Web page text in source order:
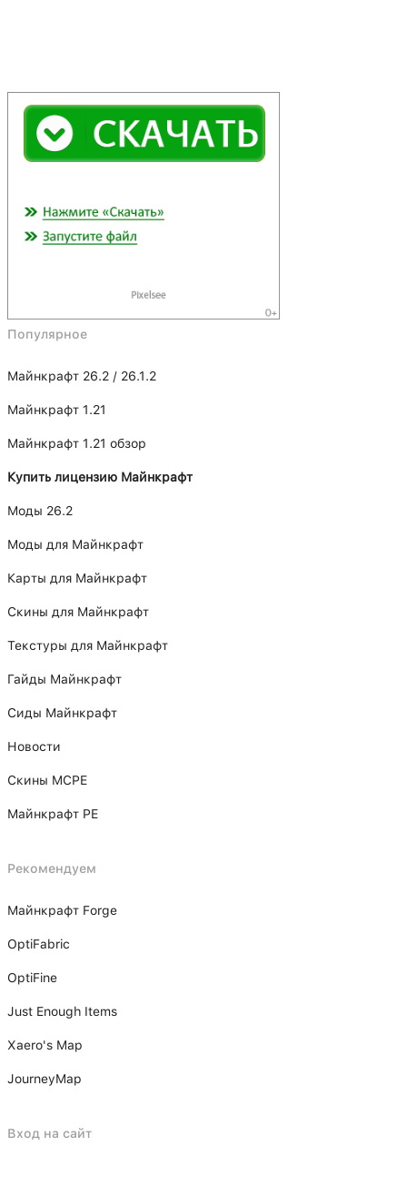
Популярное
Майнкрафт 26.2 / 26.1.2
Майнкрафт 1.21
Майнкрафт 1.21 обзор
Купить лицензию Майнкрафт
Моды 26.2
Моды для Майнкрафт
Карты для Майнкрафт
Скины для Майнкрафт
Текстуры для Майнкрафт
Гайды Майнкрафт
Сиды Майнкрафт
Новости
Скины MCPE
Майнкрафт PE
Рекомендуем
Майнкрафт Forge
OptiFabric
OptiFine
Just Enough Items
Xаero's Mаp
JourneyMap
Вход на сайт